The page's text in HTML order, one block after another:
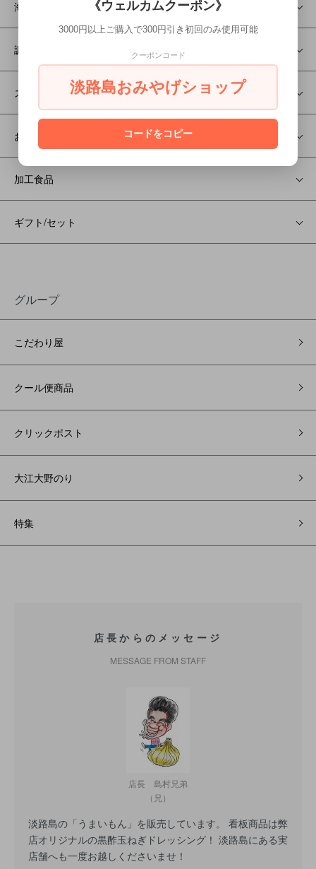
海産物
調味料
スープ
お菓子
加工食品
ギフト/セット
グループ
こだわり屋
クール便商品
クリックポスト
大江大野のり
特集
店長からのメッセージ
MESSAGE FROM STAFF
店長 島村兄弟
（兄）
淡路島の「うまいもん」を販売しています。 看板商品は弊
店オリジナルの黒酢玉ねぎドレッシング！ 淡路島にある実
店舗へも一度お越しくださいませ！
《ウェルカムクーポン》
3000円以上ご購入で300円引き初回のみ使用可能
クーポンコード
淡路島おみやげショップ
コードをコピー